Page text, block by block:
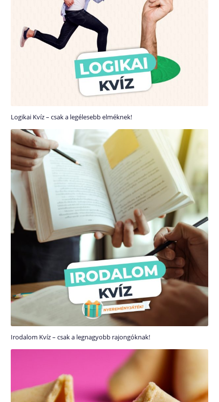
Logikai Kvíz – csak a legélesebb elméknek!
Irodalom Kvíz – csak a legnagyobb rajongóknak!